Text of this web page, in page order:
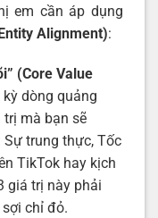
em cần áp dụng
Alignment):
(Core Value
dòng quảng
mà bạn sẽ
trung thực, Tốc
TikTok hay kịch
giá trị này phải
chỉ đỏ.